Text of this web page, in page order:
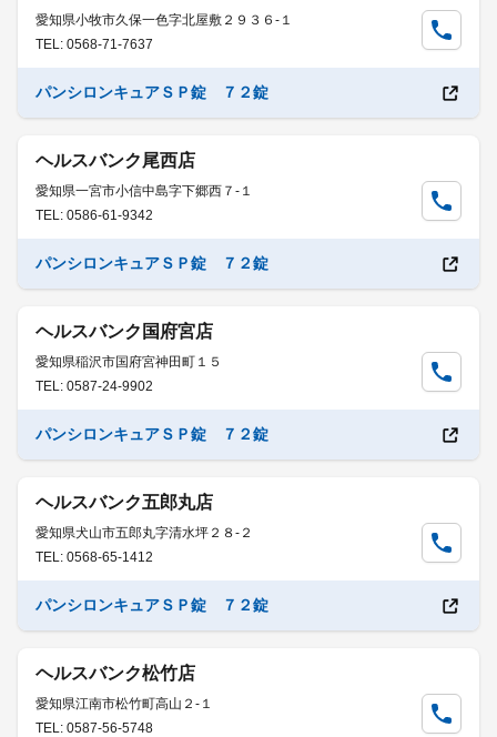
愛知県小牧市久保一色字北屋敷２９３６-１
TEL: 0568-71-7637
パンシロンキュアＳＰ錠 ７２錠
ヘルスバンク尾西店
愛知県一宮市小信中島字下郷西７-１
TEL: 0586-61-9342
パンシロンキュアＳＰ錠 ７２錠
ヘルスバンク国府宮店
愛知県稲沢市国府宮神田町１５
TEL: 0587-24-9902
パンシロンキュアＳＰ錠 ７２錠
ヘルスバンク五郎丸店
愛知県犬山市五郎丸字清水坪２８-２
TEL: 0568-65-1412
パンシロンキュアＳＰ錠 ７２錠
ヘルスバンク松竹店
愛知県江南市松竹町高山２-１
TEL: 0587-56-5748